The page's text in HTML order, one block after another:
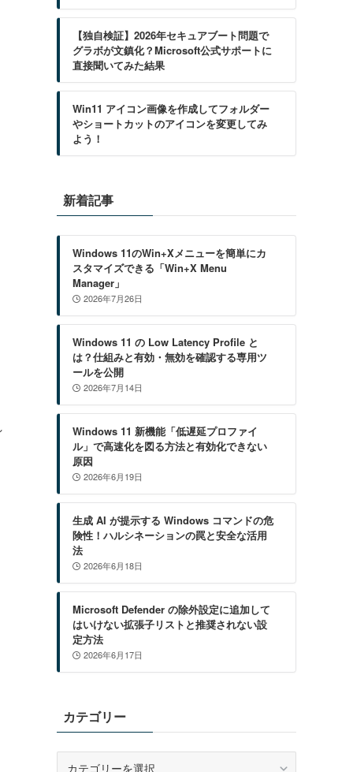
【独自検証】2026年セキュアブート問題で
グラボが文鎮化？Microsoft公式サポートに
直接聞いてみた結果
Win11 アイコン画像を作成してフォルダー
やショートカットのアイコンを変更してみ
よう！
新着記事
Windows 11のWin+Xメニューを簡単にカ
スタマイズできる「Win+X Menu
Manager」
2026年7月26日
Windows 11 の Low Latency Profile と
は？仕組みと有効・無効を確認する専用ツ
ールを公開
2026年7月14日
Windows 11 新機能「低遅延プロファイ
ル」で高速化を図る方法と有効化できない
原因
2026年6月19日
生成 AI が提示する Windows コマンドの危
険性！ハルシネーションの罠と安全な活用
法
2026年6月18日
Microsoft Defender の除外設定に追加して
はいけない拡張子リストと推奨されない設
定方法
2026年6月17日
カテゴリー